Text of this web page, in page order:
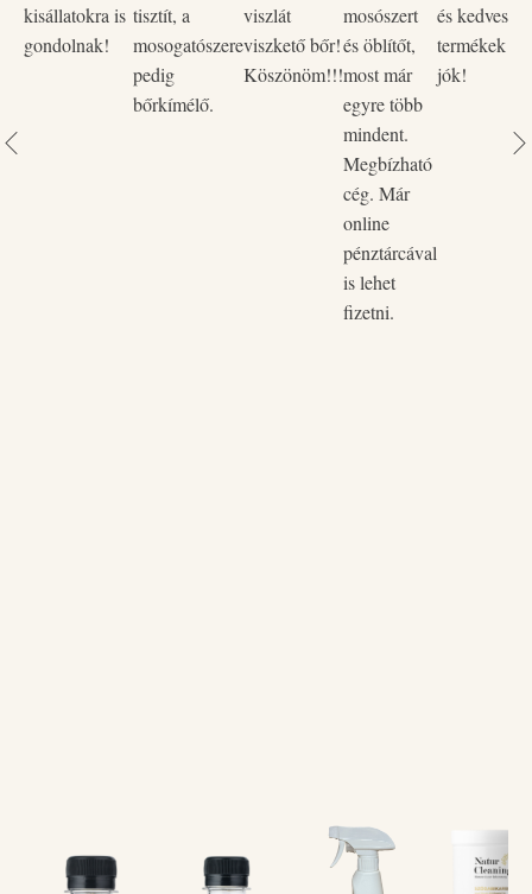
kisállatokra is
gondolnak!
tisztít, a
mosogatószere
pedig
bőrkímélő.
viszlát
viszkető bőr!
Köszönöm!!!
mosószert
és öblítőt,
most már
egyre több
mindent.
Megbízható
cég. Már
online
pénztárcával
is lehet
fizetni.
és kedves
termékek
jók!